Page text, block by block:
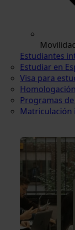
Estudiantes
Estudiar en
Visa para
Programas
Matriculación